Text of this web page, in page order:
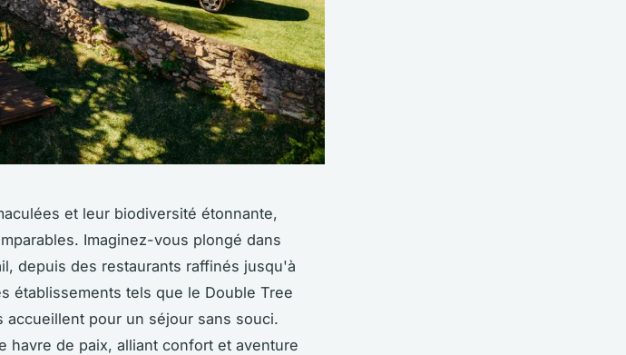
et leur biodiversité étonnante,
Imaginez-vous plongé dans
depuis des restaurants raffinés jusqu'à
établissements tels que le Double Tree
accueillent pour un séjour sans souci.
havre de paix, alliant confort et aventure